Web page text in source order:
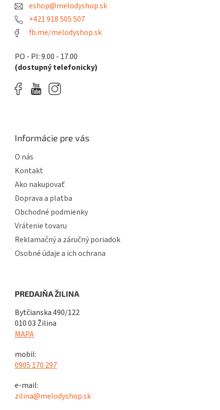
eshop@melodyshop.sk
+421 918 505 507
fb.me/melodyshop.sk
PO - PI: 9.00 - 17.00
(dostupný telefonicky)
Informácie pre vás
O nás
Kontakt
Ako nakupovať
Doprava a platba
Obchodné podmienky
Vrátenie tovaru
Reklamačný a záručný poriadok
Osobné údaje a ich ochrana
PREDAJŇA ŽILINA
Bytčianska 490/122
010 03 Žilina
MAPA
mobil:
0905 170 297
e-mail:
zilina@melodyshop.sk